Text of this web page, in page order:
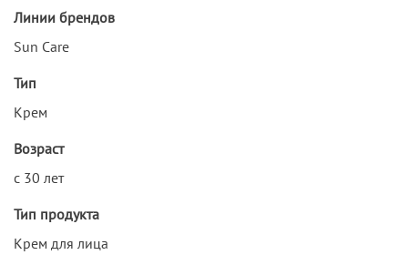
Линии брендов
Sun Care
Тип
Крем
Возраст
с 30 лет
Тип продукта
Крем для лица